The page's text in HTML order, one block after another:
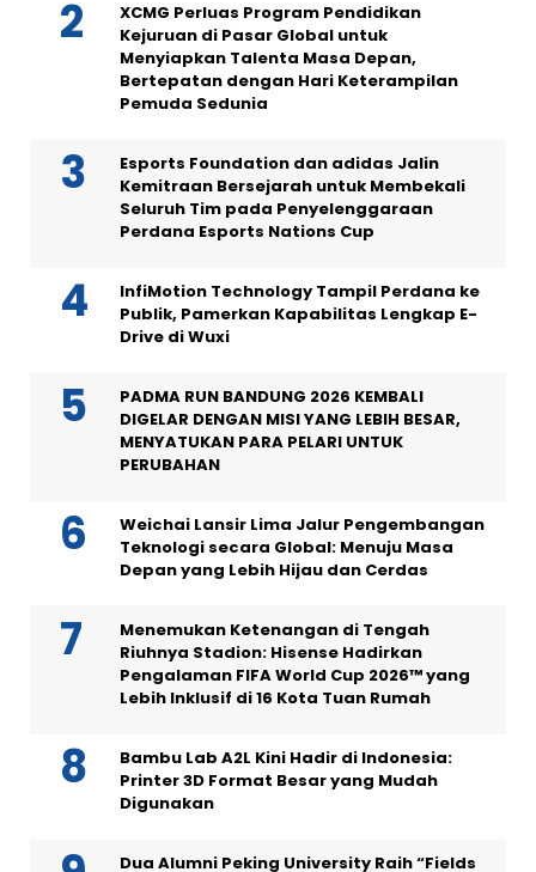
XCMG Perluas Program Pendidikan
Kejuruan di Pasar Global untuk
Menyiapkan Talenta Masa Depan,
Bertepatan dengan Hari Keterampilan
Pemuda Sedunia
Esports Foundation dan adidas Jalin
Kemitraan Bersejarah untuk Membekali
Seluruh Tim pada Penyelenggaraan
Perdana Esports Nations Cup
InfiMotion Technology Tampil Perdana ke
Publik, Pamerkan Kapabilitas Lengkap E-
Drive di Wuxi
PADMA RUN BANDUNG 2026 KEMBALI
DIGELAR DENGAN MISI YANG LEBIH BESAR,
MENYATUKAN PARA PELARI UNTUK
PERUBAHAN
Weichai Lansir Lima Jalur Pengembangan
Teknologi secara Global: Menuju Masa
Depan yang Lebih Hijau dan Cerdas
Menemukan Ketenangan di Tengah
Riuhnya Stadion: Hisense Hadirkan
Pengalaman FIFA World Cup 2026™ yang
Lebih Inklusif di 16 Kota Tuan Rumah
Bambu Lab A2L Kini Hadir di Indonesia:
Printer 3D Format Besar yang Mudah
Digunakan
Dua Alumni Peking University Raih “Fields